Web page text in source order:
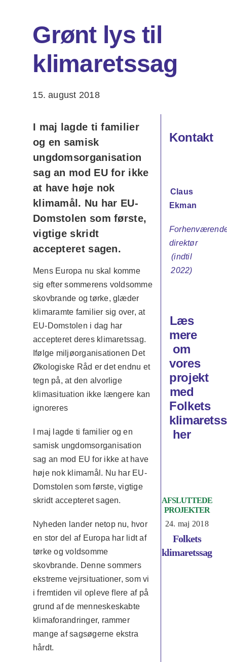
Om os
DA
Grønt lys til
klimaretssag
15. august 2018
I maj lagde ti familier
og en samisk
ungdomsorganisation
sag an mod EU for ikke
at have høje nok
klimamål. Nu har EU-
Domstolen som første,
vigtige skridt
accepteret sagen.
Mens Europa nu skal komme
sig efter sommerens voldsomme
skovbrande og tørke, glæder
klimaramte familier sig over, at
EU-Domstolen i dag har
accepteret deres klimaretssag.
Ifølge miljøorganisationen Det
Økologiske Råd er det endnu et
tegn på, at den alvorlige
klimasituation ikke længere kan
ignoreres
I maj lagde ti familier og en
samisk ungdomsorganisation
sag an mod EU for ikke at have
høje nok klimamål. Nu har EU-
Domstolen som første, vigtige
skridt accepteret sagen.
Nyheden lander netop nu, hvor
en stor del af Europa har lidt af
tørke og voldsomme
skovbrande. Denne sommers
ekstreme vejrsituationer, som vi
i fremtiden vil opleve flere af på
grund af de menneskeskabte
klimaforandringer, rammer
mange af sagsøgerne ekstra
hårdt.
Kontakt
Claus
Ekman
direktør
(indtil
2022)
Læs
mere
om
vores
projekt
med
Folkets
her
AFSLUTTEDE
PROJEKTER
24. maj 2018
Folkets
klimaretssag